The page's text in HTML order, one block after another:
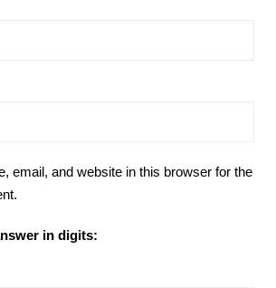
email, and website in this browser for the
in digits: